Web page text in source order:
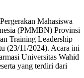
Mahasiswa
(PMMBN) Provinsi
Training Leadership
(23/11/2024). Acara ini
Universitas Wahid
yang terdiri dari